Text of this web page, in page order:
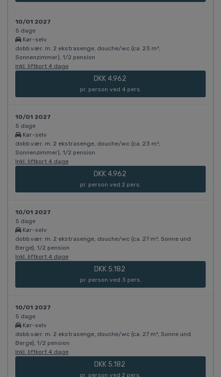
10/01 2027
5 dage
Kør-selv
dobb.vær. m. 2 ekstrasenge, douche/wc (ca. 23 m²,
Sonnenzimmer), 1/2 pension
Inkl. liftkort 4 dage
DKK 4.962
pr. person ved 4 pers.
10/01 2027
5 dage
Kør-selv
dobb.vær. m. 2 ekstrasenge, douche/wc (ca. 23 m²,
Sonnenzimmer), 1/2 pension
Inkl. liftkort 4 dage
DKK 4.962
pr. person ved 2 pers.
10/01 2027
5 dage
Kør-selv
dobb.vær. m. 2 ekstrasenge, douche/wc (ca. 27 m², Sonne und
Berge), 1/2 pension
Inkl. liftkort 4 dage
DKK 5.182
pr. person ved 3 pers.
10/01 2027
5 dage
Kør-selv
dobb.vær. m. 2 ekstrasenge, douche/wc (ca. 27 m², Sonne und
Berge), 1/2 pension
Inkl. liftkort 4 dage
DKK 5.182
pr. person ved 2 pers.